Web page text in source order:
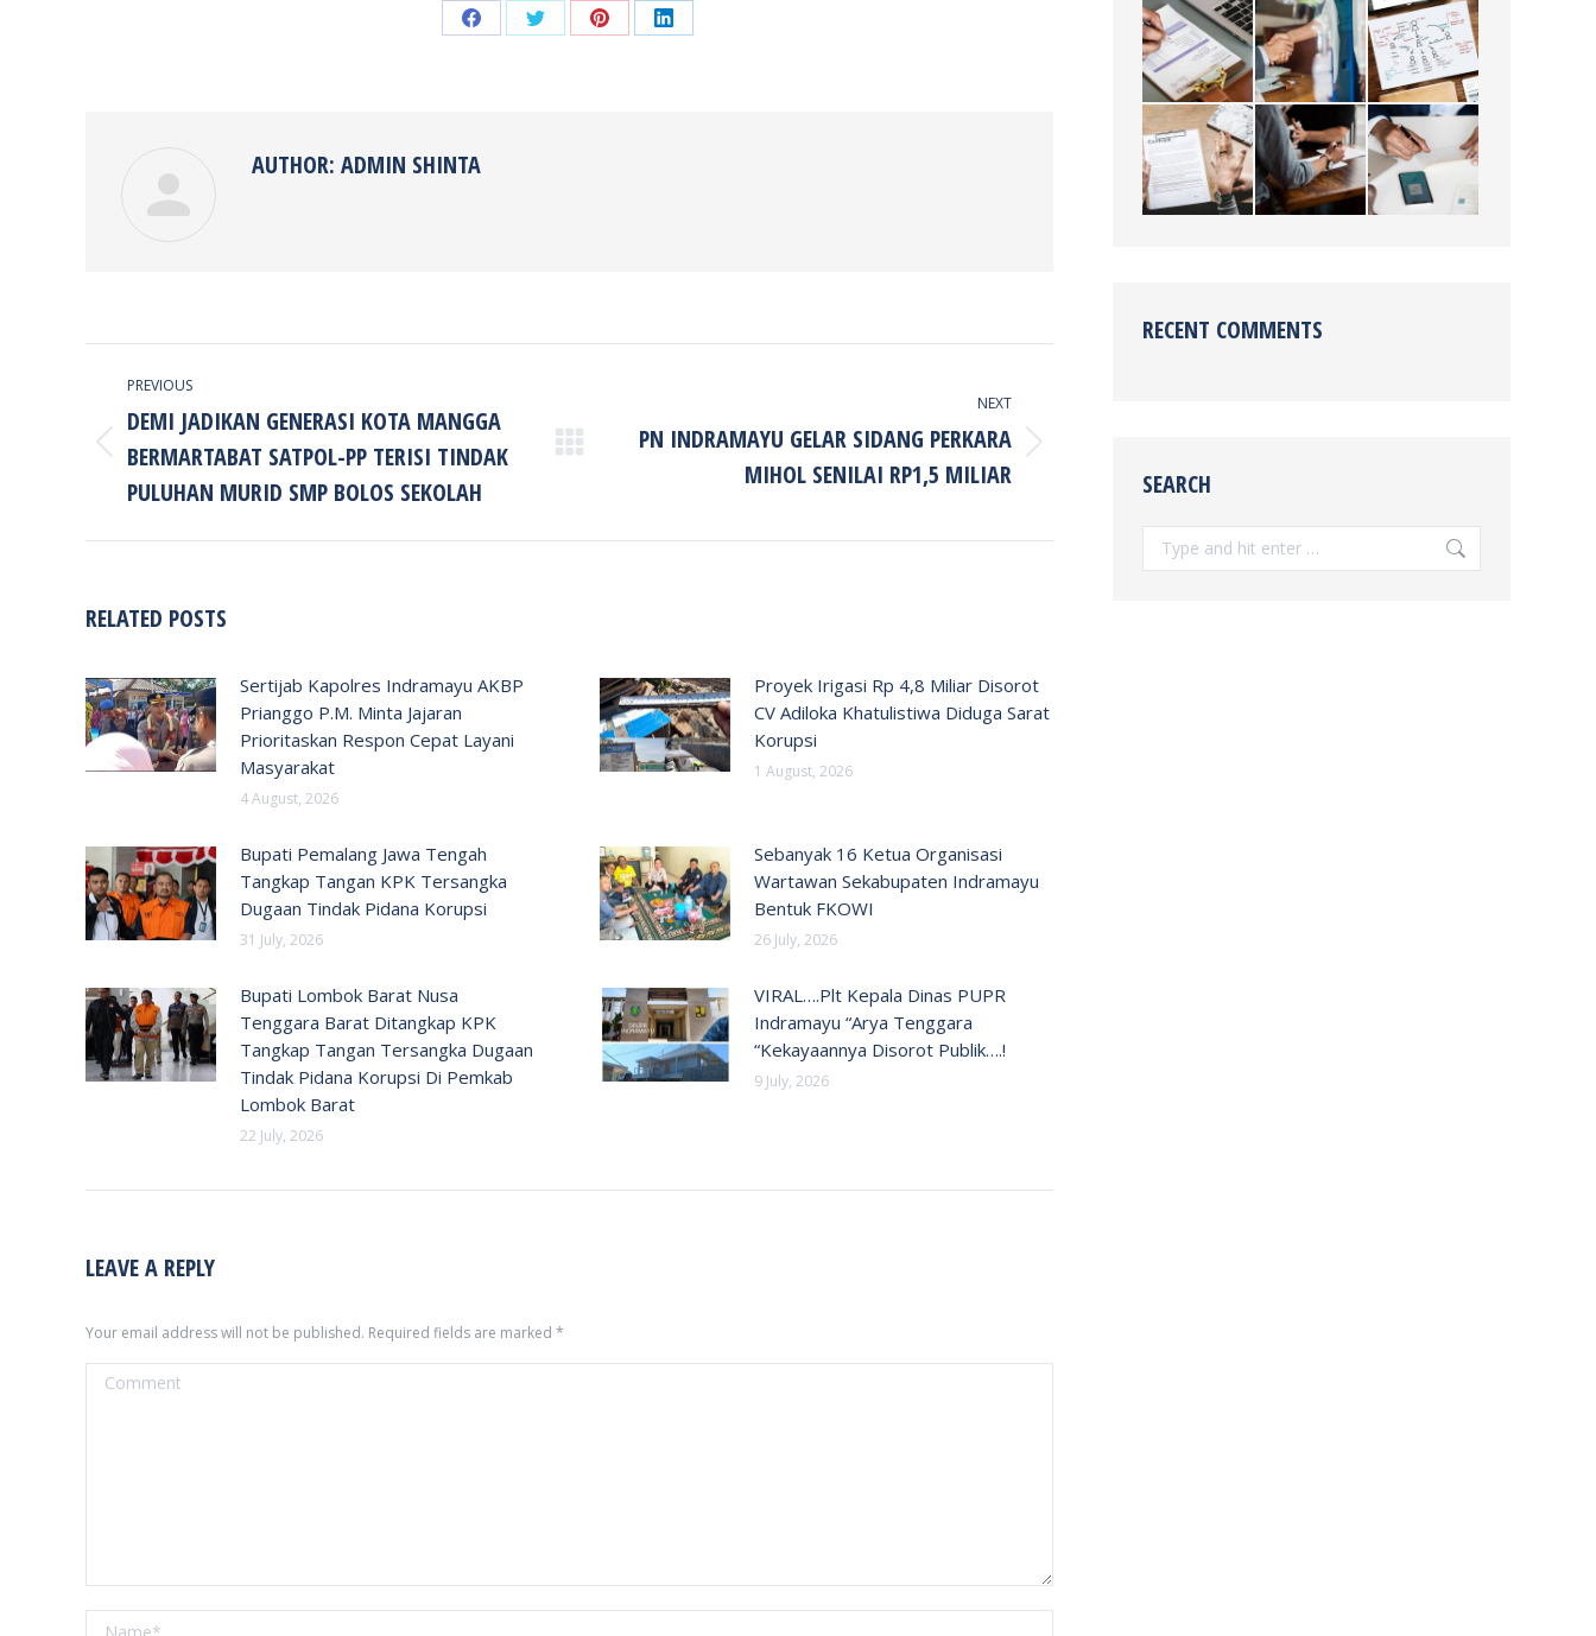
Share Share Share Share
AUTHOR: ADMIN SHINTA
NAVIGATION
PREVIOUS
Previous
post:
DEMI JADIKAN GENERASI KOTA MANGGA
BERMARTABAT SATPOL-PP TERISI TINDAK
PULUHAN MURID SMP BOLOS SEKOLAH
NEXT
Next
PN INDRAMAYU GELAR SIDANG PERKARA
MIHOL SENILAI RP1,5 MILIAR
RELATED POSTS
Sertijab Kapolres Indramayu AKBP
Prianggo P.M. Minta Jajaran
Prioritaskan Respon Cepat Layani
Masyarakat
4 August, 2026
Proyek Irigasi Rp 4,8 Miliar Disorot
CV Adiloka Khatulistiwa Diduga Sarat
Korupsi
1 August, 2026
Bupati Pemalang Jawa Tengah
Tangkap Tangan KPK Tersangka
Dugaan Tindak Pidana Korupsi
31 July, 2026
Sebanyak 16 Ketua Organisasi
Wartawan Sekabupaten Indramayu
Bentuk FKOWI
26 July, 2026
Bupati Lombok Barat Nusa
Tenggara Barat Ditangkap KPK
Tangkap Tangan Tersangka Dugaan
Tindak Pidana Korupsi Di Pemkab
Lombok Barat
22 July, 2026
VIRAL….Plt Kepala Dinas PUPR
Indramayu “Arya Tenggara
“Kekayaannya Disorot Publik….!
9 July, 2026
LEAVE A REPLY
Your email address will not be published. Required fields are marked *
Comment
Name *
RECENT COMMENTS
SEARCH
Search: